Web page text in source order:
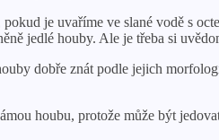
je uvaříme ve slané vodě s
jedlé houby. Ale je třeba si
dobře znát podle jejich
houbu, protože může být